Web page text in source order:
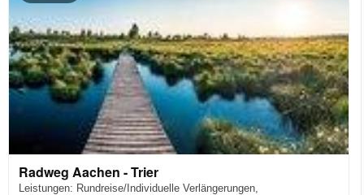
Radweg Aachen - Trier
Leistungen: Rundreise/Individuelle Verlängerungen,